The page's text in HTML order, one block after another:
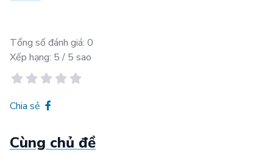
Tổng số đánh giá: 0
Xếp hạng: 5 / 5 sao
Chia sẻ
Cùng chủ đề